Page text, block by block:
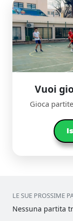
Vuoi
Gioca
LE SUE PROSSIME
Nessuna partita